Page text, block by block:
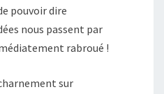
pouvoir dire
nous passent par
rabroué !
sur